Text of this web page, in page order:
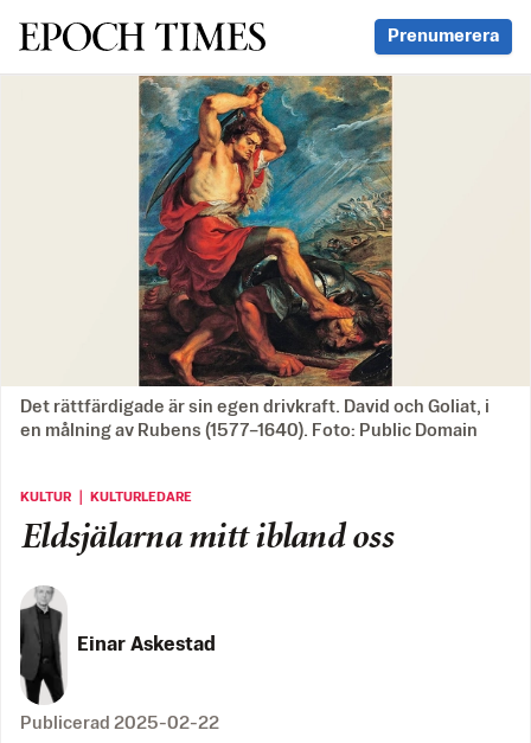
Svenska Epoch Times Prenumerera
Det rättfärdigade är sin egen drivkraft. David och Goliat, i
en målning av Rubens (1577–1640). Foto: Public Domain
KULTUR ｜ KULTURLEDARE
Eldsjälarna mitt ibland oss
Einar Askestad
Publicerad 2025-02-22